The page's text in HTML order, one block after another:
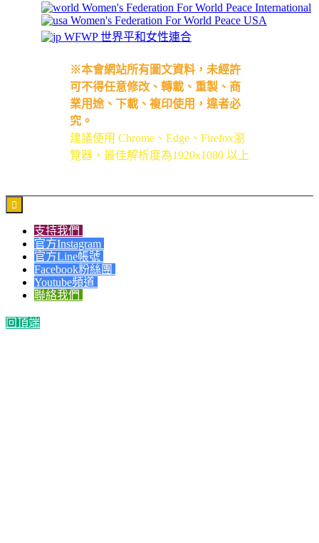
Women's Federation For World Peace International
Women's Federation For World Peace USA
WFWP 世界平和女性連合
※本會網站所有圖文資料，未經許
可不得任意修改、轉載、重製、商
業用途、下載、複印使用，違者必
究。
建議使用 Chrome、Edge、Firefox瀏
覽器，最佳解析度為1920x1080 以上

支持我們
官方Instagram
官方Line帳號
Facebook粉絲團
Youtube頻道
聯絡我們
回頂端